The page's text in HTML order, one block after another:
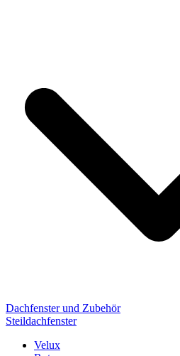
Dachfenster und Zubehör
Steildachfenster
Velux